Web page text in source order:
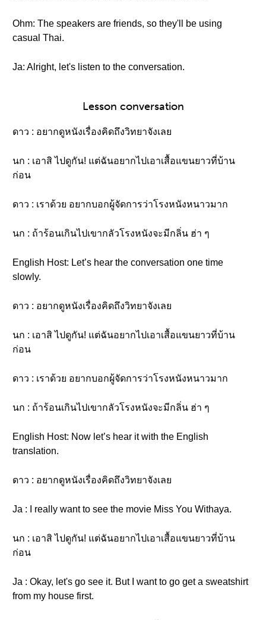
Ohm: The speakers are friends, so they'll be using
casual Thai.
Ja: Alright, let's listen to the conversation.
Lesson conversation
ดาว : อยากดูหนังเรื่องคิดถึงวิทยาจังเลย
นก : เอาสิ ไปดูกัน! แต่ฉันอยากไปเอาเสื้อแขนยาวที่บ้าน
ก่อน
ดาว : เราด้วย อยากบอกผู้จัดการว่าโรงหนังหนาวมาก
นก : ถ้าร้อนเกินไปเขากลัวโรงหนังจะมีกลิ่น ฮ่า ๆ
English Host: Let’s hear the conversation one time
slowly.
ดาว : อยากดูหนังเรื่องคิดถึงวิทยาจังเลย
นก : เอาสิ ไปดูกัน! แต่ฉันอยากไปเอาเสื้อแขนยาวที่บ้าน
ก่อน
ดาว : เราด้วย อยากบอกผู้จัดการว่าโรงหนังหนาวมาก
นก : ถ้าร้อนเกินไปเขากลัวโรงหนังจะมีกลิ่น ฮ่า ๆ
English Host: Now let’s hear it with the English
translation.
ดาว : อยากดูหนังเรื่องคิดถึงวิทยาจังเลย
Ja : I really want to see the movie Miss You Withaya.
นก : เอาสิ ไปดูกัน! แต่ฉันอยากไปเอาเสื้อแขนยาวที่บ้าน
ก่อน
Ja : Okay, let's go see it. But I want to go get a sweatshirt
from my house first.